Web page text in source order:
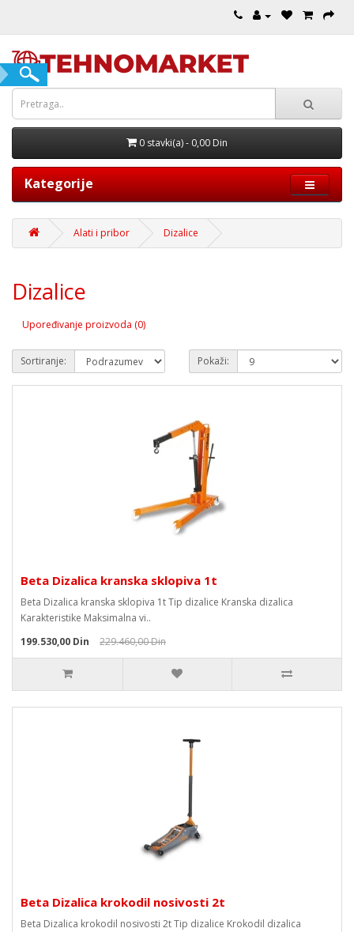
0 stavki(a) - 0,00 Din
Kategorije
Alati i pribor Dizalice
Dizalice
Upoređivanje proizvoda (0)
Sortiranje: Pokaži:
Beta Dizalica kranska sklopiva 1t
Beta Dizalica kranska sklopiva 1t Tip dizalice Kranska dizalica
Karakteristike Maksimalna vi..
199.530,00 Din
229.460,00 Din
Beta Dizalica krokodil nosivosti 2t
Beta Dizalica krokodil nosivosti 2t Tip dizalice Krokodil dizalica